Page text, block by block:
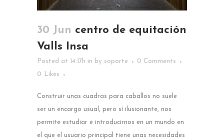
30 Jun centro de equitación
Valls Insa
Posted at 14:17h in by soporte
0 Comments
0
Likes
Construir unas cuadras para caballos no suele
ser un encargo usual, pero sí ilusionante, nos
permite estudiar e introducirnos en un mundo en
el que el usuario principal tiene unas necesidades